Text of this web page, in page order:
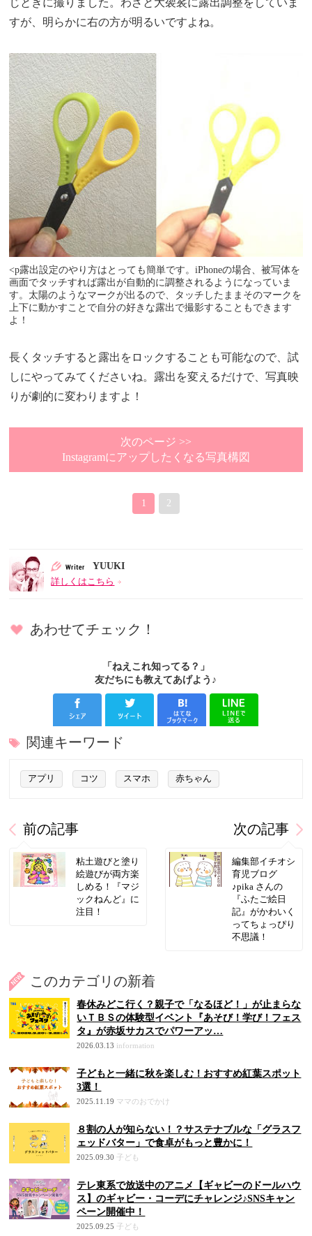
じときに撮りました。わざと大袈裟に露出調整をしていま
すが、明らかに右の方が明るいですよね。
<p露出設定のやり方はとっても簡単です。iPhoneの場合、被写体を
画面でタッチすれば露出が自動的に調整されるようになっていま
す。太陽のようなマークが出るので、タッチしたままそのマークを
上下に動かすことで自分の好きな露出で撮影することもできます
よ！
長くタッチすると露出をロックすることも可能なので、試
しにやってみてくださいね。露出を変えるだけで、写真映
りが劇的に変わりますよ！
次のページ >>
Instagramにアップしたくなる写真構図
1 2
YUUKI
詳しくはこちら
あわせてチェック！
「ねえこれ知ってる？」
友だちにも教えてあげよう♪
関連キーワード
アプリ コツ スマホ 赤ちゃん
前の記事
粘土遊びと塗り
絵遊びが両方楽
しめる！『マジ
ックねんど』に
注目！
次の記事
編集部イチオシ
育児ブログ
♪pika さんの
『ふたご絵日
記』がかわいく
ってちょっぴり
不思議！
このカテゴリの新着
春休みどこ行く？親子で「なるほど！」が止まらな
いＴＢＳの体験型イベント『あそび！学び！フェス
タ』が赤坂サカスでパワーアッ…
2026.03.13 information
子どもと一緒に秋を楽しむ！おすすめ紅葉スポット
3選！
2025.11.19 ママのおでかけ
８割の人が知らない！？サステナブルな「グラスフ
ェッドバター」で食卓がもっと豊かに！
2025.09.30 子ども
テレ東系で放送中のアニメ【ギャビーのドールハウ
ス】のギャビー・コーデにチャレンジ♪SNSキャン
ペーン開催中！
2025.09.25 子ども